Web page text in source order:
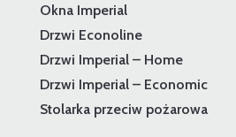
Okna Imperial
Drzwi Econoline
Drzwi Imperial – Home
Drzwi Imperial – Economic
Stolarka przeciw pożarowa